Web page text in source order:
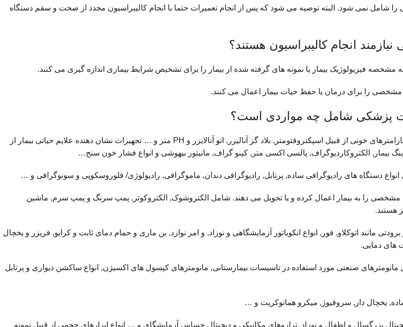
را شامل نمی شود. البته توصیه می شود که پس از انجام تعمیرات حتما با انجام کالیبراسیون مجدد از صحت و سقم دستگاه
انجام کالیبراسیون هستند؟
پزشکی شامل چه مواردی است؟
۱- تجهیزات اندازه گیر و آنالیز پارامترهای خونی از قبیل اسپکتروفتومتر, بلاد گز آنالیزر, اتو آنالایزر و PH متر و … تجهیزات نشان دهنده علایم حیاتی بیمار از
بیمار, الکتروکاردیوگراف, پالسی اکسی متر, کپنو گراف, مانیتور بیهوشی و انواع فشار خون سنج…
انواع دستگاه های رادیوگرافی ساده, پرتابل, رادیوگرافی دندان, ماموگرافی, رادیولوژی/ فلوروسکوپی و سونوگرافی و …
مشخصی را به بیمار اعمال کرده و یا تحویل می دهند. شامل الکتروشوک, الکتروکوتر, پمپ سرنگ و پمپ سرم, ماشین
هستند.
مانند اتوکلاو, فور, انواع انکوباتور آزمایشگاهی و نوزاد, و امر نوازد, بن ماری و حمام دمای ثابت و کرایو, فریزر و یخچال
های دمایی.
مانومترهای صنعتی مورد استفاده در تاسیسات بیمارستانی, مانومترهای کپسول های اکسیژن, انواع ساکشن دیواری و پرتابل
یخچال دار, سروفیوژ, میکرو هماتوکریت و …
بزرگسال و اطفال و نوزاد, ترازوهای مکانیکی و دیجیتال حساس آزمایشگای و … انواع ابزارهای حجمی از قبیل نمونه